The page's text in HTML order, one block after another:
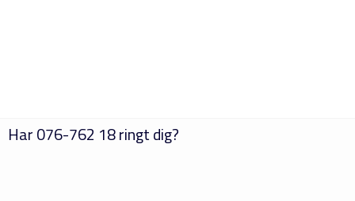
Har076-762 18ringt dig?